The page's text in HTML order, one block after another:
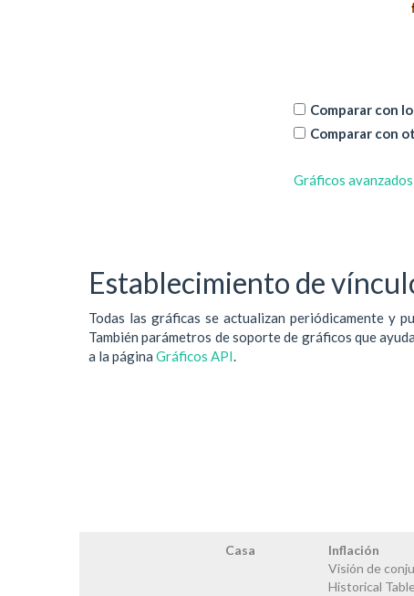
Comparar con
Comparar con
Gráficos
Establecimiento de
Todas las gráficas se actualizan periódicamente y
También parámetros de soporte de gráficos que
a la página Gráficos API
Casa
Inflación
Visión de
Historical